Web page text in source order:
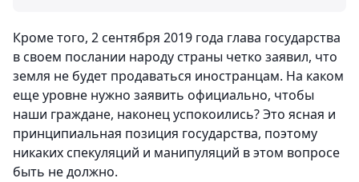
Кроме того, 2 сентября 2019 года глава государства
в своем послании народу страны четко заявил, что
земля не будет продаваться иностранцам. На каком
еще уровне нужно заявить официально, чтобы
наши граждане, наконец успокоились? Это ясная и
принципиальная позиция государства, поэтому
никаких спекуляций и манипуляций в этом вопросе
быть не должно.